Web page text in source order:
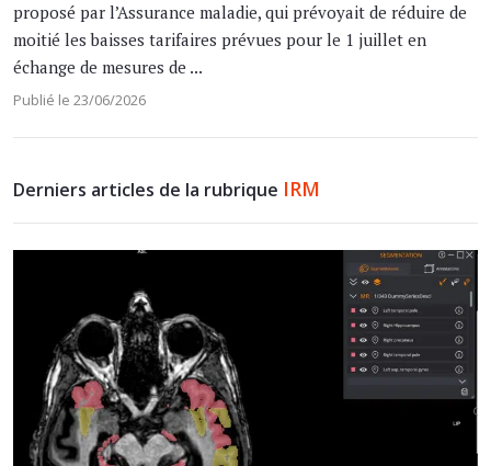
proposé par l’Assurance maladie, qui prévoyait de réduire de
moitié les baisses tarifaires prévues pour le 1 juillet en
échange de mesures de ...
Publié le 23/06/2026
Derniers articles de la rubrique IRM